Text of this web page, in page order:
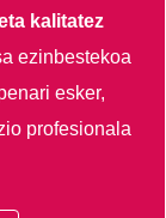
kalitatez
ezinbestekoa
esker,
profesionala